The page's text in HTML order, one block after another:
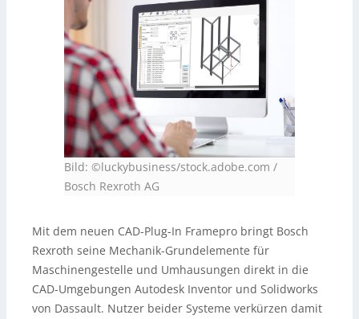
Bild: ©luckybusiness/stock.adobe.com /
Bosch Rexroth AG
Mit dem neuen CAD-Plug-In Framepro bringt Bosch
Rexroth seine Mechanik-Grundelemente für
Maschinengestelle und Umhausungen direkt in die
CAD-Umgebungen Autodesk Inventor und Solidworks
von Dassault. Nutzer beider Systeme verkürzen damit